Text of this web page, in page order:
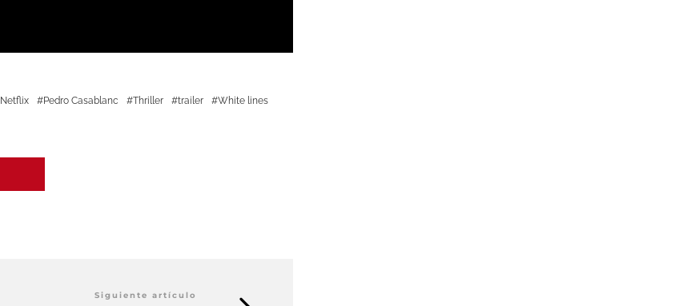
Netflix Pedro Casablanc Thriller trailer White lines
Siguiente artículo